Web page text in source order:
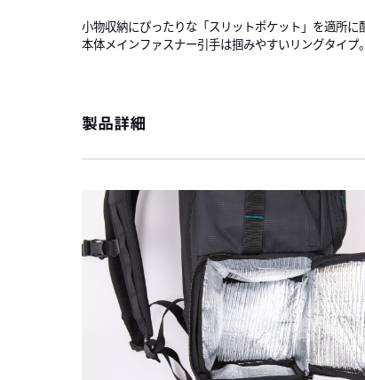
小物収納にぴったりな「スリットポケット」を適所
本体メインファスナー引手は掴みやすいリングタイ
製品詳細